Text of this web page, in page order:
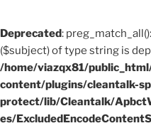
Deprecated:
($subject) of type string is
/home/viazqx81/
content/plugins/cleantalk-
protect/lib/Cleantalk/
es/